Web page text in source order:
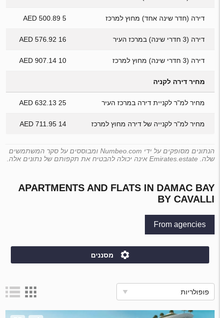
דירה (חדר שינה אחד) מחוץ למרכז 5 500.89 AED
דירה (3 חדרי שינה) במרכז העיר 16 576.92 AED
דירה (3 חדרי שינה) מחוץ למרכז 10 907.14 AED
מחיר דירה לקניה
מחיר למ"ר לקניית דירה במרכז העיר 25 632.13 AED
מחיר למ"ר לקנייה של דירה מחוץ למרכז 14 711.95 AED
הנתונים מסופקים על ידי Numbeo.com ומבוססים על סקר המשתמשים
שלה. Emirates.estate אינה יכולה להבטיח את תקפותם של נתונים אלה.
APARTMENTS AND FLATS IN DAMAC BAY
BY CAVALLI
From agencies
מסננים
פופולריות